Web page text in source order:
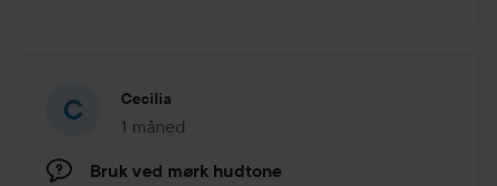
Cecilia
1 måned
Innlegget ble opprettet 1 måned
Bruk ved mørk hudtone